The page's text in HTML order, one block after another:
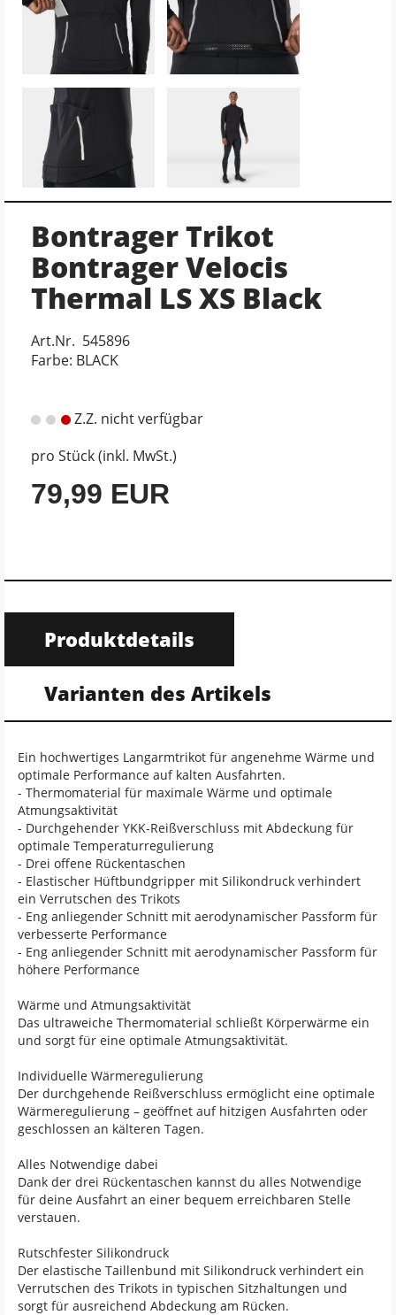
Bontrager Trikot
Bontrager Velocis
Thermal LS XS Black
Art.Nr. 545896
Farbe: BLACK
Z.Z. nicht verfügbar
pro Stück (inkl. MwSt.)
79,99 EUR
Produktdetails
Varianten des Artikels
Ein hochwertiges Langarmtrikot für angenehme Wärme und
optimale Performance auf kalten Ausfahrten.
- Thermomaterial für maximale Wärme und optimale
Atmungsaktivität
- Durchgehender YKK-Reißverschluss mit Abdeckung für
optimale Temperaturregulierung
- Drei offene Rückentaschen
- Elastischer Hüftbundgripper mit Silikondruck verhindert
ein Verrutschen des Trikots
- Eng anliegender Schnitt mit aerodynamischer Passform für
verbesserte Performance
- Eng anliegender Schnitt mit aerodynamischer Passform für
höhere Performance
Wärme und Atmungsaktivität
Das ultraweiche Thermomaterial schließt Körperwärme ein
und sorgt für eine optimale Atmungsaktivität.
Individuelle Wärmeregulierung
Der durchgehende Reißverschluss ermöglicht eine optimale
Wärmeregulierung – geöffnet auf hitzigen Ausfahrten oder
geschlossen an kälteren Tagen.
Alles Notwendige dabei
Dank der drei Rückentaschen kannst du alles Notwendige
für deine Ausfahrt an einer bequem erreichbaren Stelle
verstauen.
Rutschfester Silikondruck
Der elastische Taillenbund mit Silikondruck verhindert ein
Verrutschen des Trikots in typischen Sitzhaltungen und
sorgt für ausreichend Abdeckung am Rücken.